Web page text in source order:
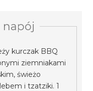
napój
kurczak BBQ
ziemniakami
świeżo
i tzatziki. 1